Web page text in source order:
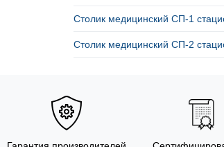
Столик медицинский СП-1
Столик медицинский СП-2